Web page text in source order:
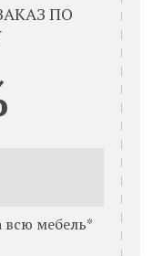
ПО
всю мебель*